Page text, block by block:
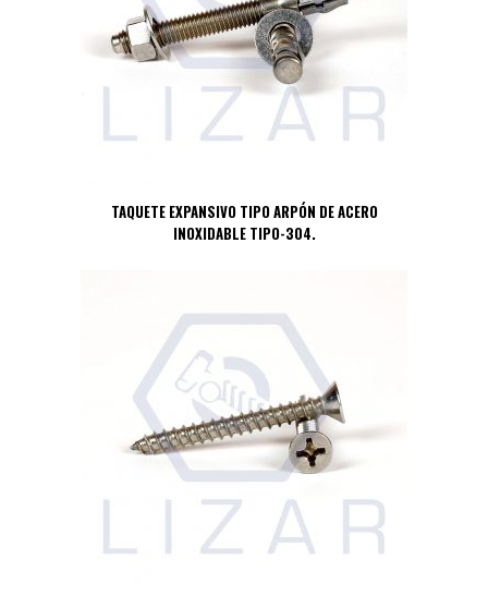
TAQUETE EXPANSIVO TIPO ARPÓN DE ACERO
INOXIDABLE TIPO-304.